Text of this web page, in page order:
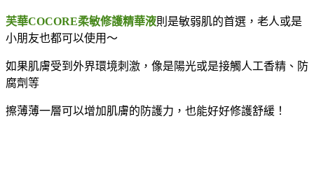
芙華COCORE柔敏修護精華液則是敏弱肌的首選，老人或是
小朋友也都可以使用～
如果肌膚受到外界環境刺激，像是陽光或是接觸人工香精、防
腐劑等
擦薄薄一層可以增加肌膚的防護力，也能好好修護舒緩！